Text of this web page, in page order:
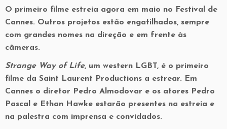
O primeiro filme estreia agora em maio no Festival de
Cannes. Outros projetos estão engatilhados, sempre
com grandes nomes na direção e em frente às
câmeras.
Strange Way of Life, um western LGBT, é o primeiro
filme da Saint Laurent Productions a estrear. Em
Cannes o diretor Pedro Almodovar e os atores Pedro
Pascal e Ethan Hawke estarão presentes na estreia e
na palestra com imprensa e convidados.